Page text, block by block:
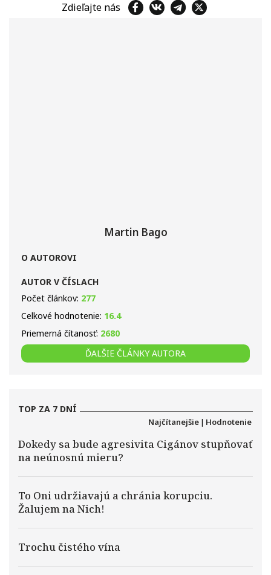
Zdieľajte nás
Martin Bago
O AUTOROVI
AUTOR V ČÍSLACH
Počet článkov: 277
Celkové hodnotenie: 16.4
Priemerná čítanosť: 2680
ĎALŠIE ČLÁNKY AUTORA
TOP ZA 7 DNÍ
Najčítanejšie | Hodnotenie
Dokedy sa bude agresivita Cigánov stupňovať
na neúnosnú mieru?
To Oni udržiavajú a chránia korupciu.
Žalujem na Nich!
Trochu čistého vína